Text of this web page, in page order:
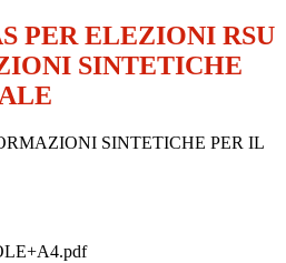
PER ELEZIONI RSU
SINTETICHE
SINTETICHE PER IL